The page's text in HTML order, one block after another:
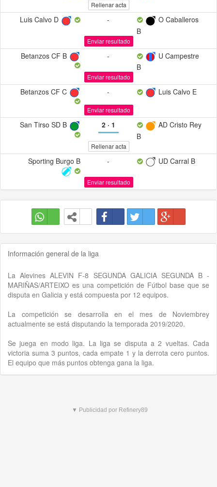
Rellenar acta
Luis Calvo D -
O Caballeros
B
Enviar resultado
Betanzos CF B -
U Campestre
B
Enviar resultado
Betanzos CF C - Luis Calvo E
Enviar resultado
San Tirso SD B 2· 1
AD Cristo Rey
B
Rellenar acta
Sporting Burgo B - UD Carral B
Enviar resultado
Información general de la liga
La Alevines ALEVIN F-8 SEGUNDA GALICIA SEGUNDA B -
MARIÑAS/ARTEIXO es una competición de Fútbol base que se
disputa en Galicia y está compuesta por 12 equipos.
La competición se desarrolla en el mes de Noviembrey
actualmente se está disputando la temporada 2019/2020.
Se juega en modo liga. La liga se disputa a 2 vueltas. Cada
victoria suma 3 puntos, cada empate 1 y la derrota cero puntos.
El equipo que más puntos obtenga gana la liga.
▼ Publicidad por Refinery89